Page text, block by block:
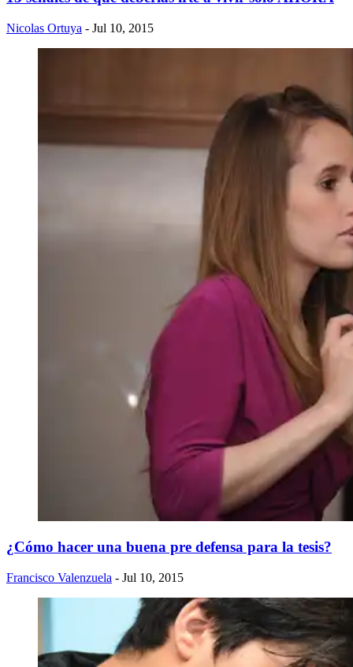
Nicolas Ortuya - Jul 10, 2015
¿Cómo hacer una buena pre defensa para la tesis?
Francisco Valenzuela - Jul 10, 2015